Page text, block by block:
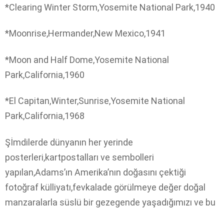
*Clearing Winter Storm,Yosemite National Park,1940
*Moonrise,Hermander,New Mexico,1941
*Moon and Half Dome,Yosemite National
Park,California,1960
*El Capitan,Winter,Sunrise,Yosemite National
Park,California,1968
Şİmdilerde dünyanın her yerinde
posterleri,kartpostalları ve sembolleri
yapılan,Adams’ın Amerika’nın doğasını çektiği
fotoğraf külliyatı,fevkalade görülmeye değer doğal
manzaralarla süslü bir gezegende yaşadığımızı ve bu